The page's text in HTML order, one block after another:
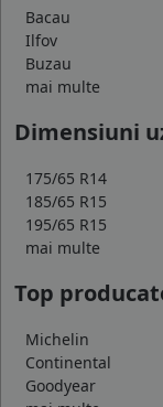
Bacau
Ilfov
Buzau
mai multe
Dimensiuni
175/65 R14
185/65 R15
195/65 R15
mai multe
Top
Michelin
Continental
Goodyear